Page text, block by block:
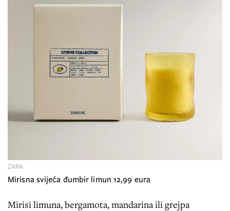
Mirisna svijeća đumbir limun 12,99 eura
ZARA
Mirisi limuna, bergamota, mandarina ili grejpa